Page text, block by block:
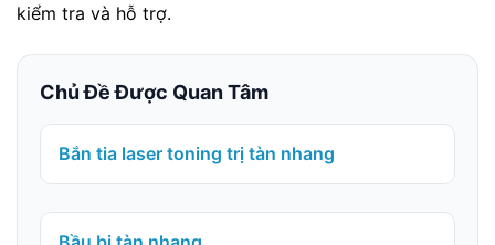
kiểm tra và hỗ trợ.
Chủ Đề Được Quan Tâm
Bắn tia laser toning trị tàn nhang